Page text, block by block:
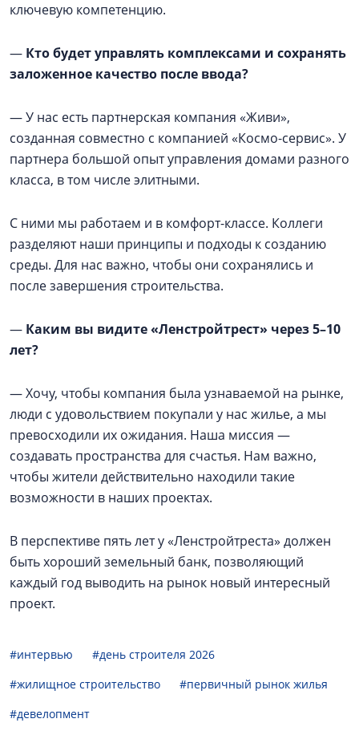
ключевую компетенцию.
— Кто будет управлять комплексами и сохранять
заложенное качество после ввода?
— У нас есть партнерская компания «Живи»,
созданная совместно с компанией «Космо-сервис». У
партнера большой опыт управления домами разного
класса, в том числе элитными.
С ними мы работаем и в комфорт-классе. Коллеги
разделяют наши принципы и подходы к созданию
среды. Для нас важно, чтобы они сохранялись и
после завершения строительства.
— Каким вы видите «Ленстройтрест» через 5–10
лет?
— Хочу, чтобы компания была узнаваемой на рынке,
люди с удовольствием покупали у нас жилье, а мы
превосходили их ожидания. Наша миссия —
создавать пространства для счастья. Нам важно,
чтобы жители действительно находили такие
возможности в наших проектах.
В перспективе пять лет у «Ленстройтреста» должен
быть хороший земельный банк, позволяющий
каждый год выводить на рынок новый интересный
проект.
#интервью
#день строителя 2026
#жилищное строительство
#первичный рынок жилья
#девелопмент